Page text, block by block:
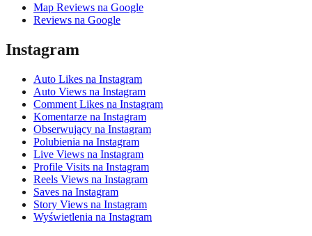
Map Reviews na Google
Reviews na Google
Instagram
Auto Likes na Instagram
Auto Views na Instagram
Comment Likes na Instagram
Komentarze na Instagram
Obserwujący na Instagram
Polubienia na Instagram
Live Views na Instagram
Profile Visits na Instagram
Reels Views na Instagram
Saves na Instagram
Story Views na Instagram
Wyświetlenia na Instagram